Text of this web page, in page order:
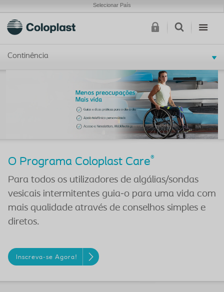
Selecionar País
Continência
O Programa Coloplast Care®
Para todos os utilizadores de algálias/sondas
vesicais intermitentes guia-o para uma vida com
mais qualidade através de conselhos simples e
diretos.
Inscreva-se Agora!